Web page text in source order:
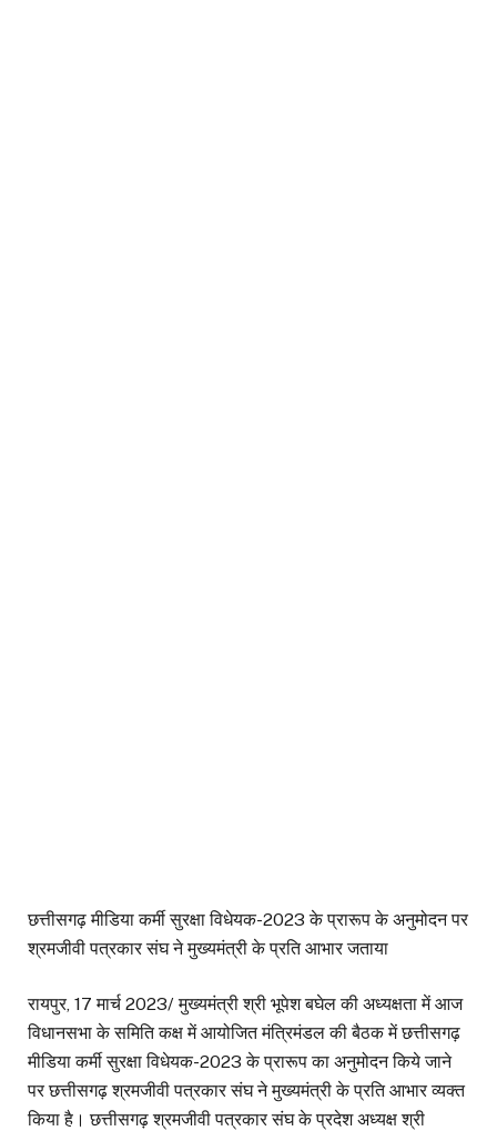
छत्तीसगढ़ मीडिया कर्मी सुरक्षा विधेयक-2023 के प्रारूप के अनुमोदन पर
श्रमजीवी पत्रकार संघ ने मुख्यमंत्री के प्रति आभार जताया
रायपुर, 17 मार्च 2023/ मुख्यमंत्री श्री भूपेश बघेल की अध्यक्षता में आज
विधानसभा के समिति कक्ष में आयोजित मंत्रिमंडल की बैठक में छत्तीसगढ़
मीडिया कर्मी सुरक्षा विधेयक-2023 के प्रारूप का अनुमोदन किये जाने
पर छत्तीसगढ़ श्रमजीवी पत्रकार संघ ने मुख्यमंत्री के प्रति आभार व्यक्त
किया है। छत्तीसगढ़ श्रमजीवी पत्रकार संघ के प्रदेश अध्यक्ष श्री